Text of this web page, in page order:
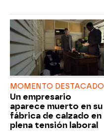
MOMENTO DESTACADO
Un empresario
aparece muerto en su
fábrica de calzado en
plena tensión laboral